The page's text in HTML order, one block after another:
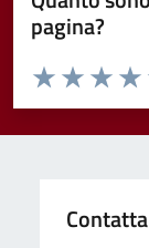
pagina?
Valuta da 1 a 5
Valuta
Valuta 2
Valuta 1 stelle